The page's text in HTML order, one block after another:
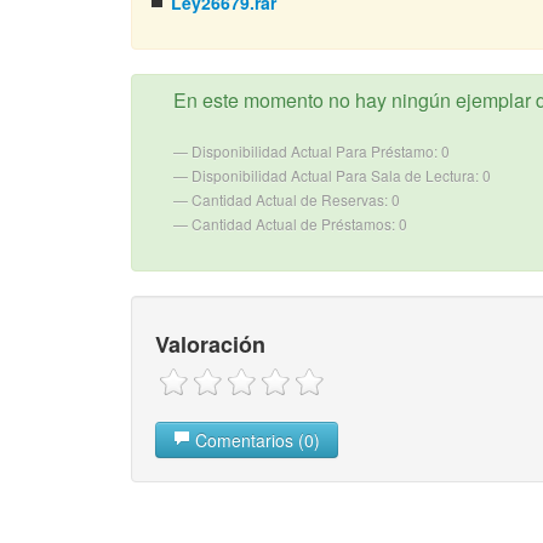
En este momento no hay ningún ejemplar
Disponibilidad Actual Para Préstamo: 0
Disponibilidad Actual Para Sala de Lectura: 0
Cantidad Actual de Reservas: 0
Cantidad Actual de Préstamos: 0
Valoración
Comentarios (0)